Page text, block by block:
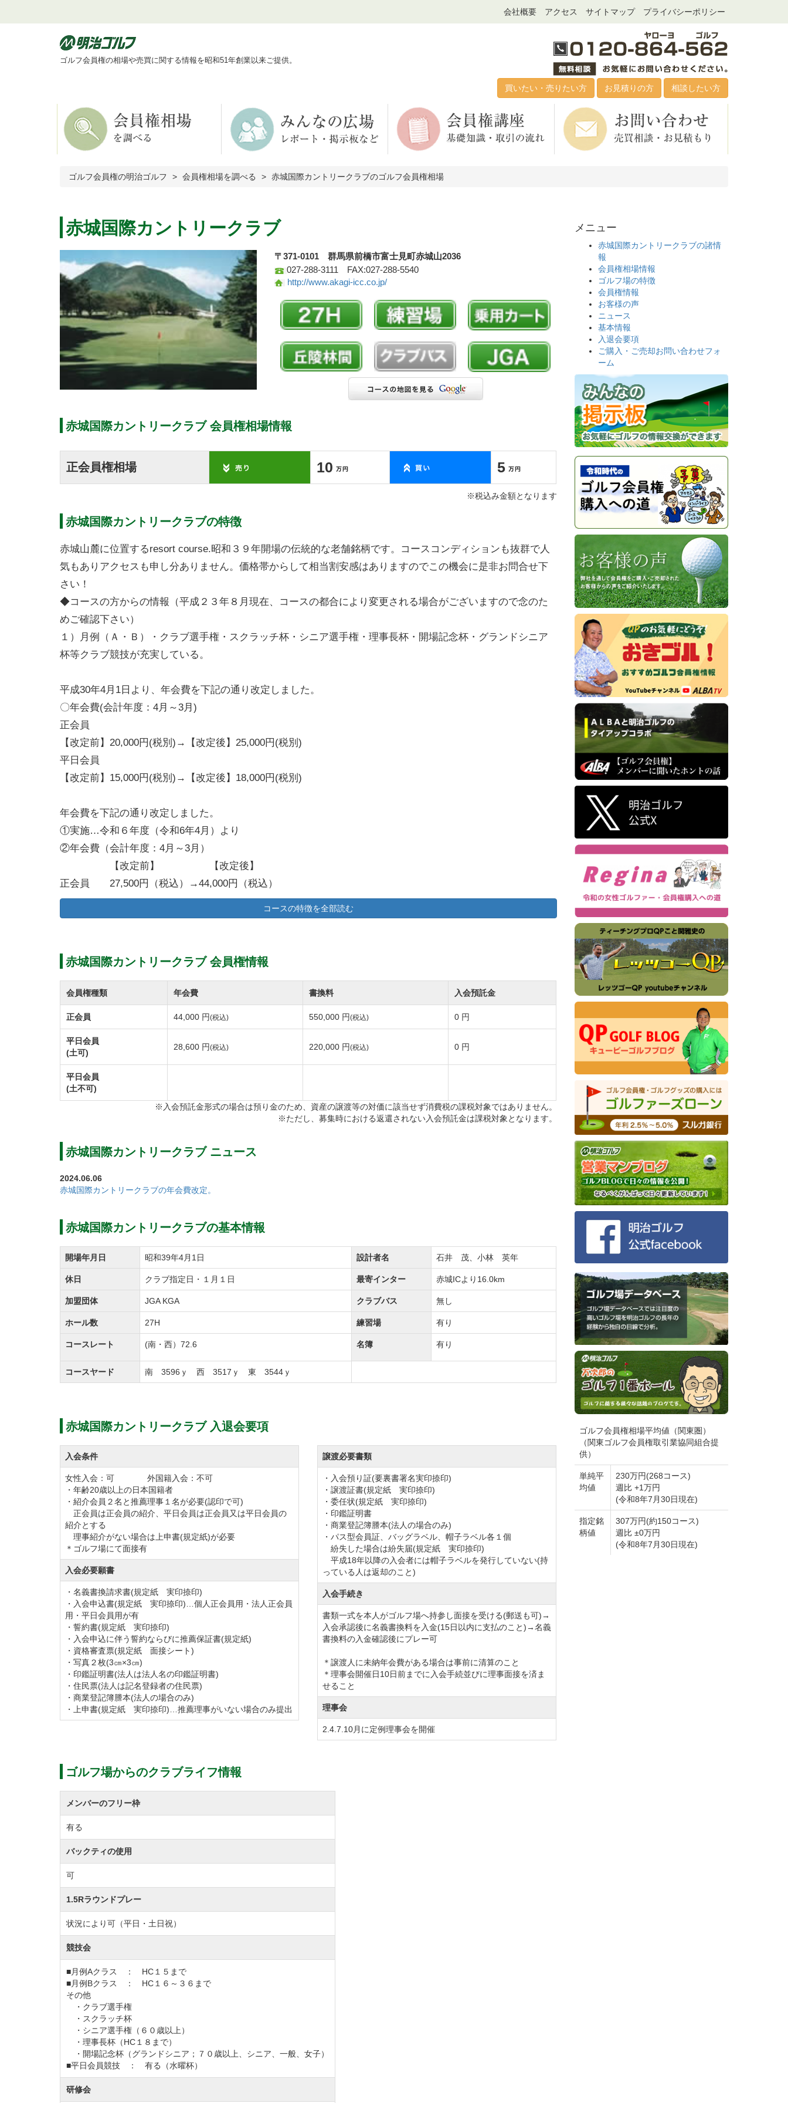
会社概要 アクセス サイトマップ プライバシーポリシー
ゴルフ会員権の相場や売買に関する情報を昭和51年創業以来ご提供。
買いたい・売りたい方 お見積りの方 相談したい方
ゴルフ会員権の明治ゴルフ 会員権相場を調べる 赤城国際カントリークラブのゴルフ会員権相場
赤城国際カントリークラブ
〒371-0101 群馬県前橋市富士見町赤城山2036
027-288-3111 FAX:027-288-5540
http://www.akagi-icc.co.jp/
赤城国際カントリークラブ 会員権相場情報
正会員権相場 10 5
※税込み金額となります
赤城国際カントリークラブの特徴
赤城山麓に位置するresort course.昭和３９年開場の伝統的な老舗銘柄です。コースコンディションも抜群で人
気もありアクセスも申し分ありません。価格帯からして相当割安感はありますのでこの機会に是非お問合せ下
さい！
◆コースの方からの情報（平成２３年８月現在、コースの都合により変更される場合がございますので念のた
めご確認下さい）
１）月例（Ａ・Ｂ）・クラブ選手権・スクラッチ杯・シニア選手権・理事長杯・開場記念杯・グランドシニア
杯等クラブ競技が充実している。
平成30年4月1日より、年会費を下記の通り改定しました。
〇年会費(会計年度：4月～3月)
正会員
【改定前】20,000円(税別)→【改定後】25,000円(税別)
平日会員
【改定前】15,000円(税別)→【改定後】18,000円(税別)
年会費を下記の通り改定しました。
①実施…令和６年度（令和6年4月）より
②年会費（会計年度：4月～3月）
【改定前】 【改定後】
正会員 27,500円（税込）→44,000円（税込）
平日会員 19,800円（税込）→28,600円（税込）
コースの特徴を全部読む
赤城国際カントリークラブ 会員権情報
会員権種類 年会費 書換料 入会預託金
正会員 44,000 円(税込) 550,000 円(税込) 0 円
平日会員
(土可)
28,600 円(税込) 220,000 円(税込) 0 円
平日会員
(土不可)
※入会預託金形式の場合は預り金のため、資産の譲渡等の対価に該当せず消費税の課税対象ではありません。
※ただし、募集時における返還されない入会預託金は課税対象となります。
赤城国際カントリークラブ ニュース
2024.06.06
赤城国際カントリークラブの年会費改定。
赤城国際カントリークラブの基本情報
開場年月日 昭和39年4月1日 設計者名 石井 茂、小林 英年
休日 クラブ指定日・１月１日 最寄インター 赤城ICより16.0km
加盟団体 JGA KGA クラブバス 無し
ホール数 27H 練習場 有り
コースレート (南・西）72.6 名簿 有り
コースヤード 南 3596ｙ 西 3517ｙ 東 3544ｙ
赤城国際カントリークラブ 入退会要項
入会条件
女性入会：可 外国籍入会：不可
・年齢20歳以上の日本国籍者
・紹介会員２名と推薦理事１名が必要(認印で可)
正会員は正会員の紹介、平日会員は正会員又は平日会員の
紹介とする
理事紹介がない場合は上申書(規定紙)が必要
＊ゴルフ場にて面接有
入会必要願書
・名義書換請求書(規定紙 実印捺印)
・入会申込書(規定紙 実印捺印)…個人正会員用・法人正会員
用・平日会員用が有
・誓約書(規定紙 実印捺印)
・入会申込に伴う誓約ならびに推薦保証書(規定紙)
・資格審査票(規定紙 面接シート)
・写真２枚(3㎝×3㎝)
・印鑑証明書(法人は法人名の印鑑証明書)
・住民票(法人は記名登録者の住民票)
・商業登記簿謄本(法人の場合のみ)
・上申書(規定紙 実印捺印)…推薦理事がいない場合のみ提出
譲渡必要書類
・入会預り証(要裏書署名実印捺印)
・譲渡証書(規定紙 実印捺印)
・委任状(規定紙 実印捺印)
・印鑑証明書
・商業登記簿謄本(法人の場合のみ)
・パス型会員証、バッグラベル、帽子ラベル各１個
紛失した場合は紛失届(規定紙 実印捺印)
平成18年以降の入会者には帽子ラベルを発行していない(持
っている人は返却のこと)
入会手続き
書類一式を本人がゴルフ場へ持参し面接を受ける(郵送も可)→
入会承認後に名義書換料を入金(15日以内に支払のこと)→名義
書換料の入金確認後にプレー可
＊譲渡人に未納年会費がある場合は事前に清算のこと
＊理事会開催日10日前までに入会手続並びに理事面接を済ま
せること
理事会
2.4.7.10月に定例理事会を開催
ゴルフ場からのクラブライフ情報
メンバーのフリー枠
有る
バックティの使用
可
1.5Rラウンドプレー
状況により可（平日・土日祝）
競技会
■月例Aクラス ： HC１５まで
■月例Bクラス ： HC１６～３６まで
その他
・クラブ選手権
・スクラッチ杯
・シニア選手権（６０歳以上）
・理事長杯（HC１８まで）
・開場記念杯（グランドシニア；７０歳以上、シニア、一般、女子）
■平日会員競技 ： 有る（水曜杯）
研修会
メニュー
赤城国際カントリークラブの諸情
報
会員権相場情報
ゴルフ場の特徴
会員権情報
お客様の声
ニュース
基本情報
入退会要項
ご購入・ご売却お問い合わせフォ
ーム
ゴルフ会員権相場平均値（関東圏）
（関東ゴルフ会員権取引業協同組合提
供）
単純平
均値
230万円(268コース)
週比 +1万円
(令和8年7月30日現在)
指定銘
柄値
307万円(約150コース)
週比 ±0万円
(令和8年7月30日現在)